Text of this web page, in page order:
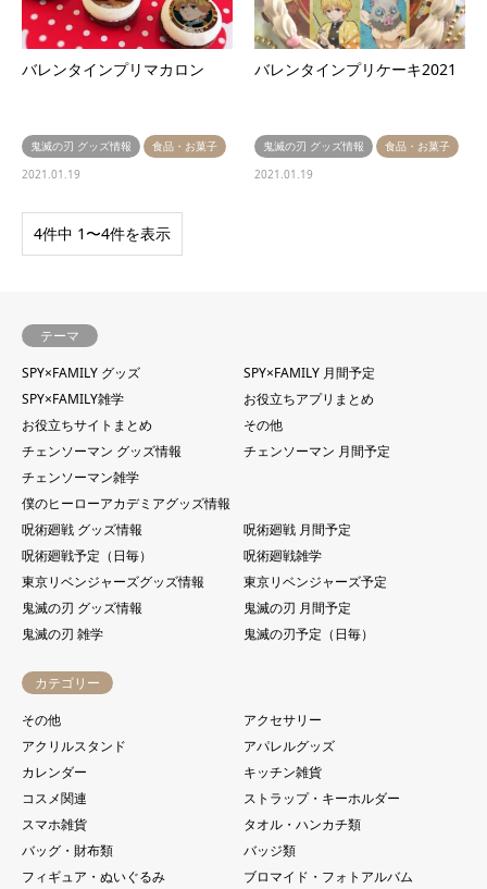
バレンタインプリマカロン
鬼滅の刃 グッズ情報
食品・お菓子
2021.01.19
バレンタインプリケーキ2021
鬼滅の刃 グッズ情報
食品・お菓子
2021.01.19
4件中 1〜4件を表示
テーマ
SPY×FAMILY グッズ
SPY×FAMILY 月間予定
SPY×FAMILY雑学
お役立ちアプリまとめ
お役立ちサイトまとめ
その他
チェンソーマン グッズ情報
チェンソーマン 月間予定
チェンソーマン雑学
僕のヒーローアカデミアグッズ情報
呪術廻戦 グッズ情報
呪術廻戦 月間予定
呪術廻戦予定（日毎）
呪術廻戦雑学
東京リベンジャーズグッズ情報
東京リベンジャーズ予定
鬼滅の刃 グッズ情報
鬼滅の刃 月間予定
鬼滅の刃 雑学
鬼滅の刃予定（日毎）
カテゴリー
その他
アクセサリー
アクリルスタンド
アパレルグッズ
カレンダー
キッチン雑貨
コスメ関連
ストラップ・キーホルダー
スマホ雑貨
タオル・ハンカチ類
バッグ・財布類
バッジ類
フィギュア・ぬいぐるみ
ブロマイド・フォトアルバム